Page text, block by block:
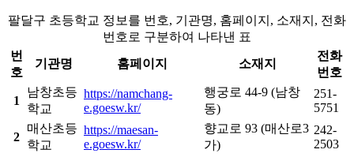
팔달구 초등학교 정보를 번호, 기관명, 홈페이지, 소재지, 전화
번호로 구분하여 나타낸 표
번
호
기관명 홈페이지 소재지
전화
번호
1
남창초등
학교
https://namchang-
e.goesw.kr/
행궁로 44-9 (남창
동)
251-
5751
2
매산초등
학교
https://maesan-
e.goesw.kr/
향교로 93 (매산로3
가)
242-
2503